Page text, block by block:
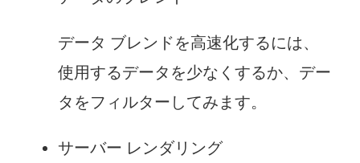
データ ブレンドを高速化するには、
使用するデータを少なくするか、デー
タをフィルターしてみます。
サーバー レンダリング